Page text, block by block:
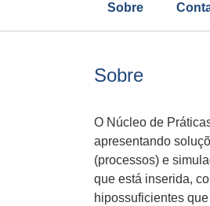
Sobre
Sobre
O Núcleo de
apresentando
(processos) e
que está inserida,
hipossuficientes